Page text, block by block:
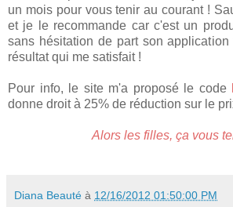
un mois pour vous tenir au courant !
et je le recommande car c'est un
sans hésitation de part son
résultat qui me satisfait !
Pour info, le site m'a proposé le code
donne droit à 25% de réduction sur le
Alors les filles, ça vous
Diana Beauté à 12/16/2012 01:50:00 PM